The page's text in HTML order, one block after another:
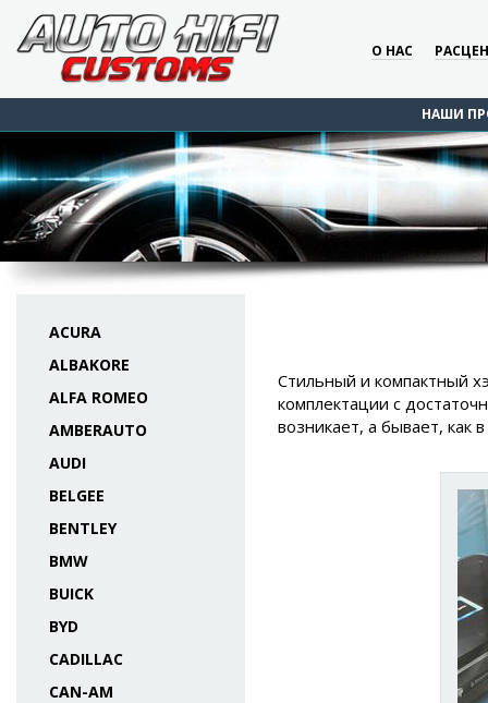
О НАС
НАШИ
ACURA
ALBAKORE
ALFA ROMEO
AMBERAUTO
AUDI
BELGEE
BENTLEY
BMW
BUICK
BYD
CADILLAC
CAN-AM
Стильный и компактный
комплектации с
возникает, а бывает, как